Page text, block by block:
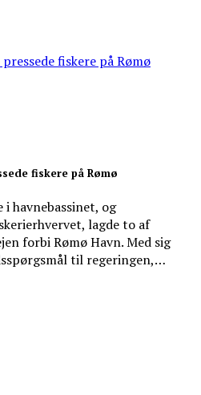
fiskere på Rømø
havnebassinet, og
lagde to af
forbi Rømø Havn. Med sig
til regeringen,…